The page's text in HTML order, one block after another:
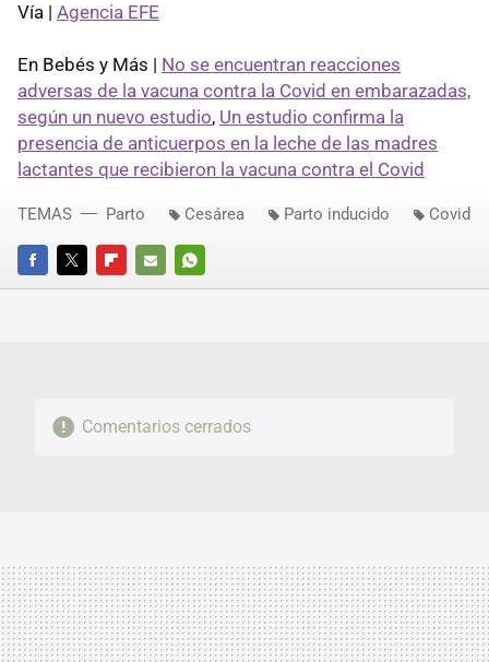
Vía | Agencia EFE
En Bebés y Más | No se encuentran reacciones
adversas de la vacuna contra la Covid en embarazadas,
según un nuevo estudio, Un estudio confirma la
presencia de anticuerpos en la leche de las madres
lactantes que recibieron la vacuna contra el Covid
FACEBOOKTWITTERFLIPBOARD
E-
WHATSAPP
TEMAS Parto Cesárea Parto inducido Covid
Comentarios cerrados